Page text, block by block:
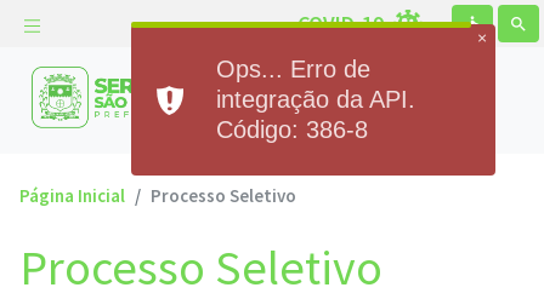
COVID-19 accessible search
Prefeitura Municipal de
Serra de São Bento
Página Inicial Processo Seletivo
Processo Seletivo